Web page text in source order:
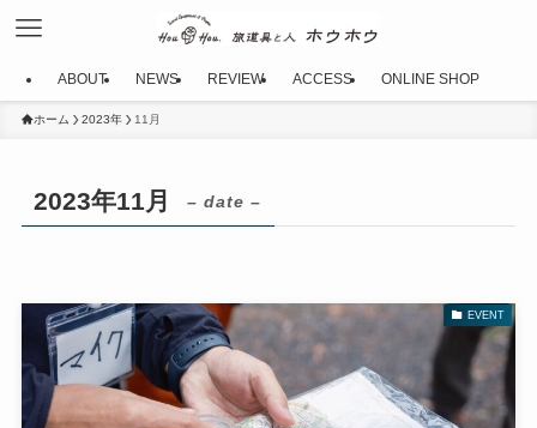
ABOUT NEWS REVIEW ACCESS ONLINE SHOP
ホーム 2023年 11月
2023年11月 – date –
EVENT